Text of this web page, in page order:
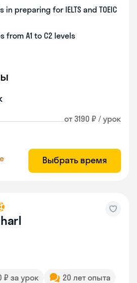
preparing for IELTS and TOEIC
from A1 to C2 levels
от 3190 ₽ / урок
Выбрать время
₽ за урок
20 лет опыта